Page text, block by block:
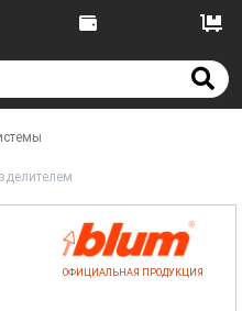
ОФИЦИАЛЬНАЯ ПРОДУКЦИЯ